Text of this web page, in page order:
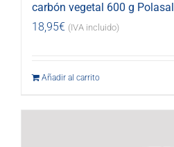
carbón vegetal 600 g Polasal
18,95€ (IVA incluido)
Añadir al carrito